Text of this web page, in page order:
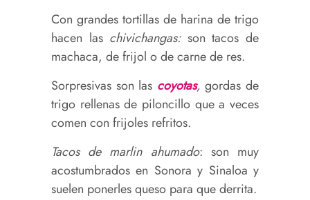
Con grandes tortillas de harina de trigo
hacen las chivichangas: son tacos de
machaca, de frijol o de carne de res.
Sorpresivas son las coyotas, gordas de
trigo rellenas de piloncillo que a veces
comen con frijoles refritos.
Tacos de marlin ahumado: son muy
acostumbrados en Sonora y Sinaloa y
suelen ponerles queso para que derrita.